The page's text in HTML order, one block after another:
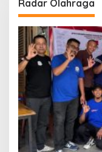
Radar Olahraga